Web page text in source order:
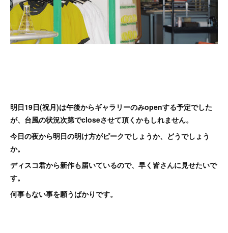
明日19日(祝月)は午後からギャラリーのみopenする予定でした
が、台風の状況次第でcloseさせて頂くかもしれません。
今日の夜から明日の明け方がピークでしょうか、どうでしょう
か。
ディスコ君から新作も届いているので、早く皆さんに見せたいで
す。
何事もない事を願うばかりです。